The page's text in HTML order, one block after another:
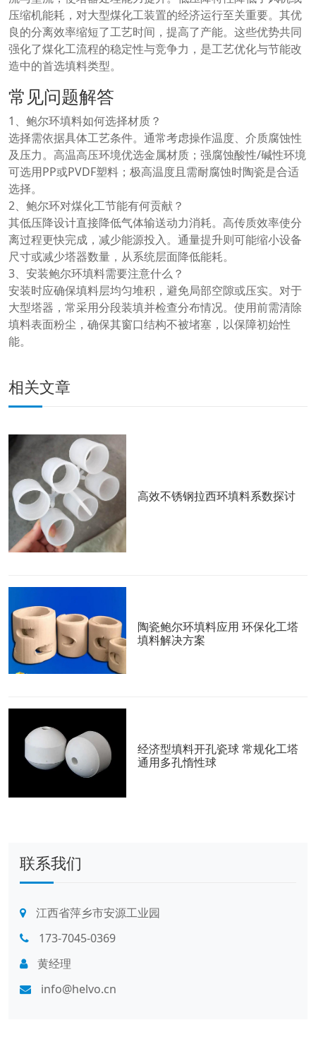
压缩机能耗，对大型煤化工装置的经济运行至关重要。其优
良的分离效率缩短了工艺时间，提高了产能。这些优势共同
强化了煤化工流程的稳定性与竞争力，是工艺优化与节能改
造中的首选填料类型。
常见问题解答
1、鲍尔环填料如何选择材质？
选择需依据具体工艺条件。通常考虑操作温度、介质腐蚀性
及压力。高温高压环境优选金属材质；强腐蚀酸性/碱性环境
可选用PP或PVDF塑料；极高温度且需耐腐蚀时陶瓷是合适
选择。
2、鲍尔环对煤化工节能有何贡献？
其低压降设计直接降低气体输送动力消耗。高传质效率使分
离过程更快完成，减少能源投入。通量提升则可能缩小设备
尺寸或减少塔器数量，从系统层面降低能耗。
3、安装鲍尔环填料需要注意什么？
安装时应确保填料层均匀堆积，避免局部空隙或压实。对于
大型塔器，常采用分段装填并检查分布情况。使用前需清除
填料表面粉尘，确保其窗口结构不被堵塞，以保障初始性
能。
相关文章
高效不锈钢拉西环填料系数探讨
陶瓷鲍尔环填料应用 环保化工塔
填料解决方案
经济型填料开孔瓷球 常规化工塔
通用多孔惰性球
联系我们
江西省萍乡市安源工业园
173-7045-0369
黄经理
info@helvo.cn